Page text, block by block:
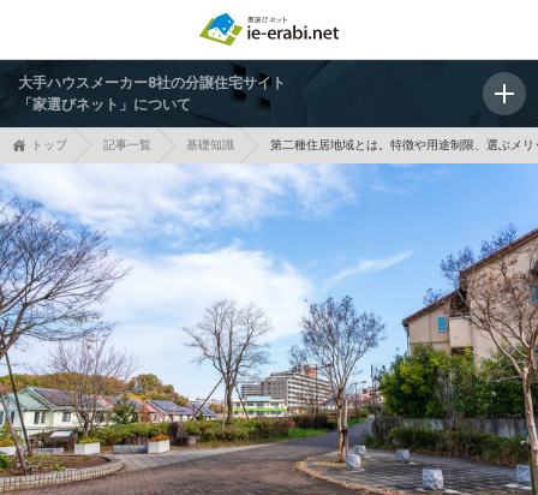
大手ハウスメーカー8社の分譲住宅サイト
「家選びネット」について
トップ 記事一覧 基礎知識 第二種住居地域とは。特徴や用途制限、選ぶメ